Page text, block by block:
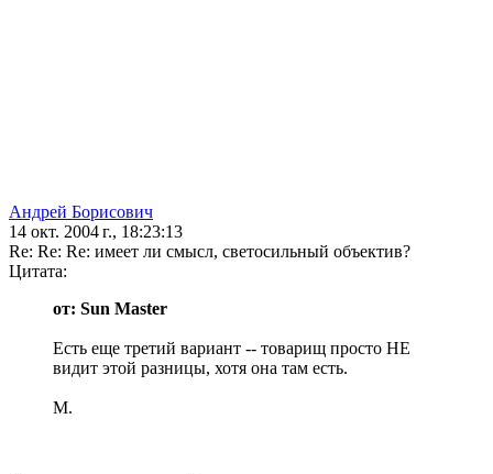
Андрей Борисович
14 окт. 2004 г., 18:23:13
Re: Re: Re: имеет ли смысл, светосильный объектив?
Цитата:
от: Sun Master
Есть еще третий вариант -- товарищ просто НЕ
видит этой разницы, хотя она там есть.
М.